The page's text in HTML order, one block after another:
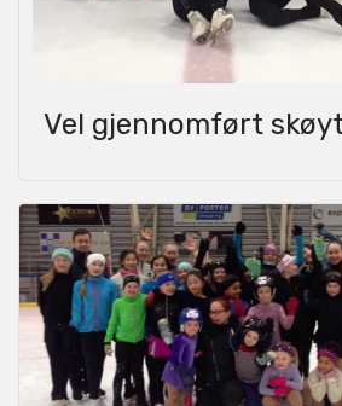
Vel gjennomført